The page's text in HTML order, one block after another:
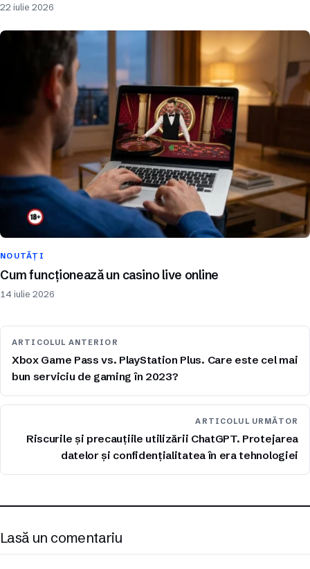
22 iulie 2026
NOUTĂȚI
Cum funcționează un casino live online
14 iulie 2026
ARTICOLUL ANTERIOR
Xbox Game Pass vs. PlayStation Plus. Care este cel mai
bun serviciu de gaming în 2023?
ARTICOLUL URMĂTOR
Riscurile și precauțiile utilizării ChatGPT. Protejarea
datelor și confidențialitatea în era tehnologiei
Lasă un comentariu